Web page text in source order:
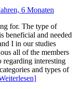
6 Monaten
for. The type of
beneficial and needed
I in our studies
all of the members
regarding interesting
and types of